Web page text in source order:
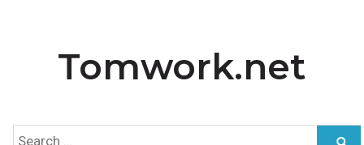
Tomwork.net
Search